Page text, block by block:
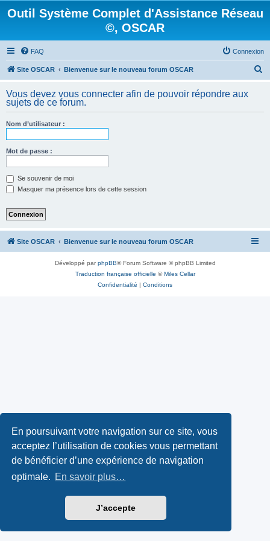
En poursuivant votre navigation sur ce site, vous
acceptez l’utilisation de cookies vous permettant
de bénéficier d’une expérience de navigation
optimale. En savoir plus…
J’accepte
Outil Système Complet d'Assistance Réseau
©, OSCAR
FAQ Connexion
Site OSCAR Bienvenue sur le nouveau forum OSCAR
h
Vous devez vous connecter afin de pouvoir répondre aux
sujets de ce forum.
Nom d’utilisateur :
Mot de passe :
Se souvenir de moi
Masquer ma présence lors de cette session
Site OSCAR Bienvenue sur le nouveau forum OSCAR
Développé parphpBB® Forum Software © phpBB Limited
Traduction française officielle ©Miles Cellar
Confidentialité | Conditions